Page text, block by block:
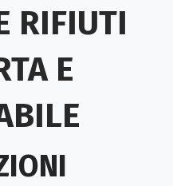
RIFIUTI
E